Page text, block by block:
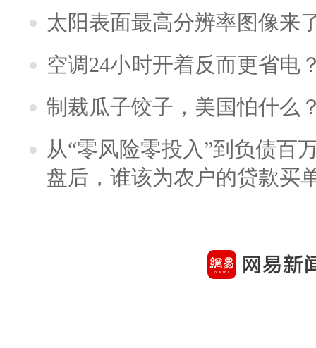
太阳表面最高分辨率图像来
空调24小时开着反而更省电
制裁瓜子饺子，美国怕什么
从“零风险零投入”到负债百
盘后，谁该为农户的贷款买